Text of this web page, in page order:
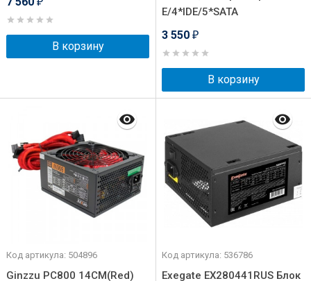
₽
В корзину
E/4*IDE/5*SATA
3 550 ₽
В корзину
Код артикула: 504896
Ginzzu PC800 14CM(Red)
Код артикула: 536786
Exegate EX280441RUS Блок